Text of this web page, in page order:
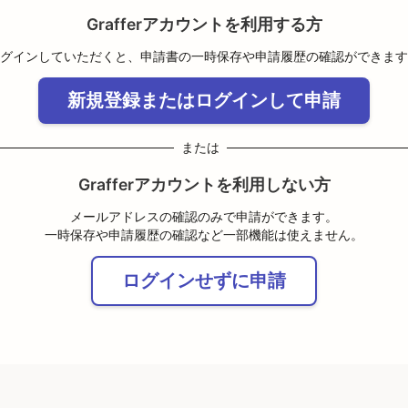
Grafferアカウントを利用する方
インしていただくと、申請書の一時保存や申請履歴の確認ができま
新規登録またはログインして申請
または
Grafferアカウントを利用しない方
メールアドレスの確認のみで申請ができます。
一時保存や申請履歴の確認など一部機能は使えません。
ログインせずに申請